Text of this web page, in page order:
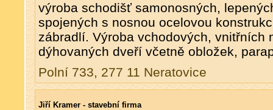
výroba schodišť samonosných,
spojených s nosnou ocelovou
zábradlí. Výroba vchodových, vnitřních
dýhovaných dveří včetně obložek,
Polní 733, 277 11 Neratovice
Jiří Kramer - stavební firma